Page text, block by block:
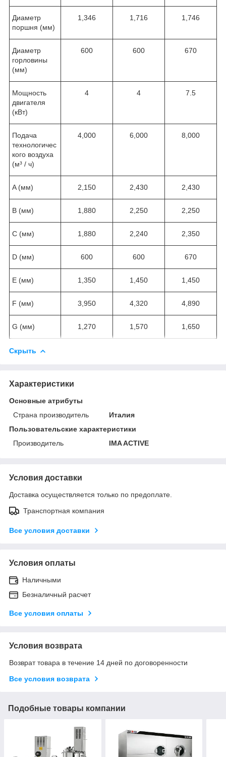
Диаметр
поршня (мм)
1,346 1,716 1,746
Диаметр
горловины
(мм)
600 600 670
Мощность
двигателя
(кВт)
4 4 7.5
Подача
технологичес
кого воздуха
(м³ / ч)
4,000 6,000 8,000
A (мм) 2,150 2,430 2,430
B (мм) 1,880 2,250 2,250
C (мм) 1,880 2,240 2,350
D (мм) 600 600 670
E (мм) 1,350 1,450 1,450
F (мм) 3,950 4,320 4,890
G (мм) 1,270 1,570 1,650
Скрыть
Характеристики
Основные атрибуты
Страна производитель
Италия
Пользовательские характеристики
Производитель
IMA ACTIVE
Условия доставки
Доставка осуществляется только по предоплате.
Транспортная компания
Все условия доставки
Условия оплаты
Наличными
Безналичный расчет
Все условия оплаты
Условия возврата
Возврат товара в течение 14 дней по договоренности
Все условия возврата
Подобные товары компании